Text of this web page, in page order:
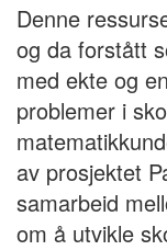
Denne
og da forstått
med ekte og
problemer i
av prosjektet
samarbeid
om å utvikle